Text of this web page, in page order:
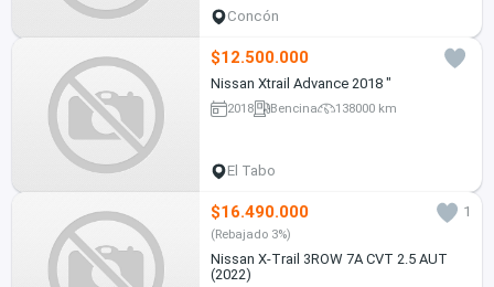
Concón
$12.500.000
Nissan Xtrail Advance 2018 "
2018 Bencina 138000 km
El Tabo
$16.490.000 1
(Rebajado 3%)
Nissan X-Trail 3ROW 7A CVT 2.5 AUT
(2022)